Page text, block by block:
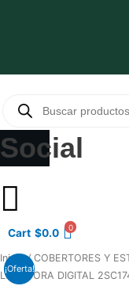
productos
Social
Cart $0.0 0
Inicio/COBERTORES Y
LAVADORA DIGITAL
¡Oferta!
El
precio
El
precio
COMBO
TECLADO/MOUSE